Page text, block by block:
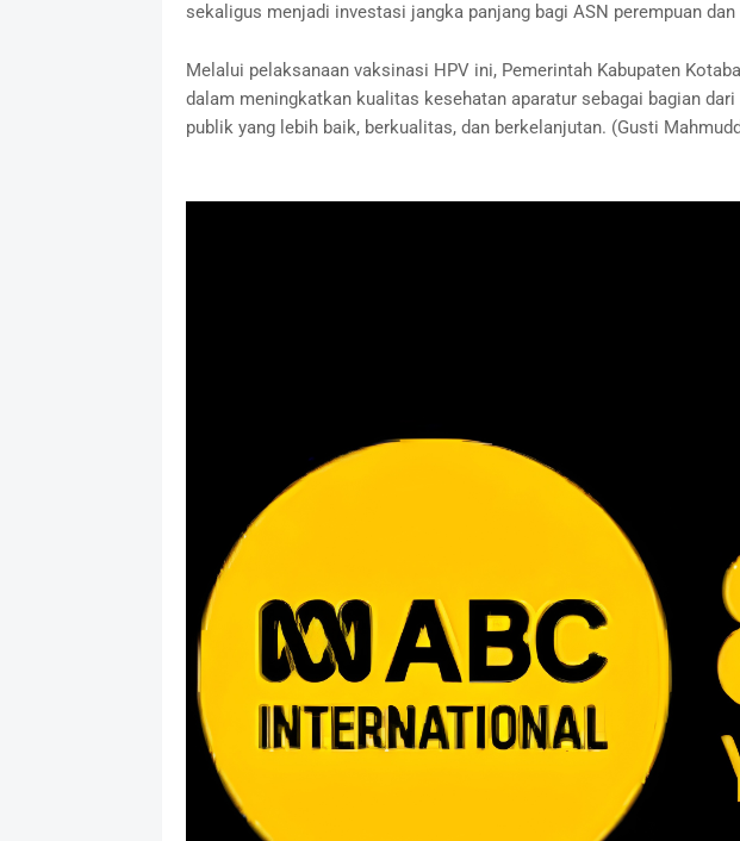
sekaligus menjadi investasi jangka panjang bagi ASN perempuan dan
Melalui pelaksanaan vaksinasi HPV ini, Pemerintah Kabupaten
dalam meningkatkan kualitas kesehatan aparatur sebagai bagian
publik yang lebih baik, berkualitas, dan berkelanjutan. (Gusti